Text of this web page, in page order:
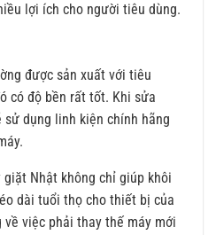
lợi ích cho người tiêu dùng.
được sản xuất với tiêu
có độ bền rất tốt. Khi sửa
dụng linh kiện chính hãng
Nhật không chỉ giúp khôi
dài tuổi thọ cho thiết bị của
về việc phải thay thế máy mới